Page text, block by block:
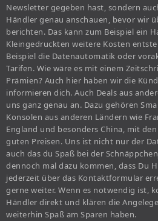
Newsletter gegeben hast, sondern
Händler genau anschauen, bevor wir
berichten. Das kann zum Beispiel ein
Kleingedruckten weitere Kosten
Beispiel die Datenautomatik oder
Tarifen. Wie wäre es mit einem
Prämien? Auch hier haben wir die
informieren dich. Auch Deals aus
uns ganz genau an. Dazu gehören
Konsolen aus anderen Ländern wie
England und besonders China, mit
guten Preisen. Uns ist nicht nur der
auch das du Spaß bei der
dennoch mal dazu kommen, dass Du
jederzeit über das Kontaktformular
gerne weiter. Wenn es notwendig ist,
Händler direkt und klären die
weiterhin Spaß am Sparen haben.